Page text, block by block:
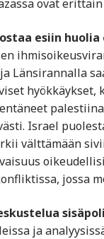
ovat
esiin
Länsirannalla
Israel
välttämään
jossa
ja